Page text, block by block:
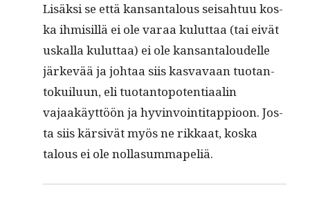
Lisäk­si se että kansan­talous seisah­tuu kos­
ka ihmisil­lä ei ole varaa kulut­taa (tai eivät
uskalla kulut­taa) ei ole kansan­taloudelle
järkevää ja johtaa siis kas­vavaan tuotan­
tokuilu­un, eli tuotan­topo­ten­ti­aalin
vajaakäyt­töön ja hyv­in­voin­ti­tap­pi­oon. Jos­
ta siis kär­sivät myös ne rikkaat, kos­ka
talous ei ole nollasummapeliä.